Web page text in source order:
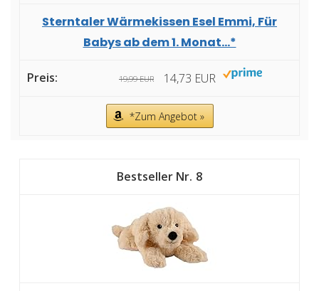
Sterntaler Wärmekissen Esel Emmi, Für
Babys ab dem 1. Monat...*
19,99 EUR 14,73 EUR
*Zum Angebot »
8